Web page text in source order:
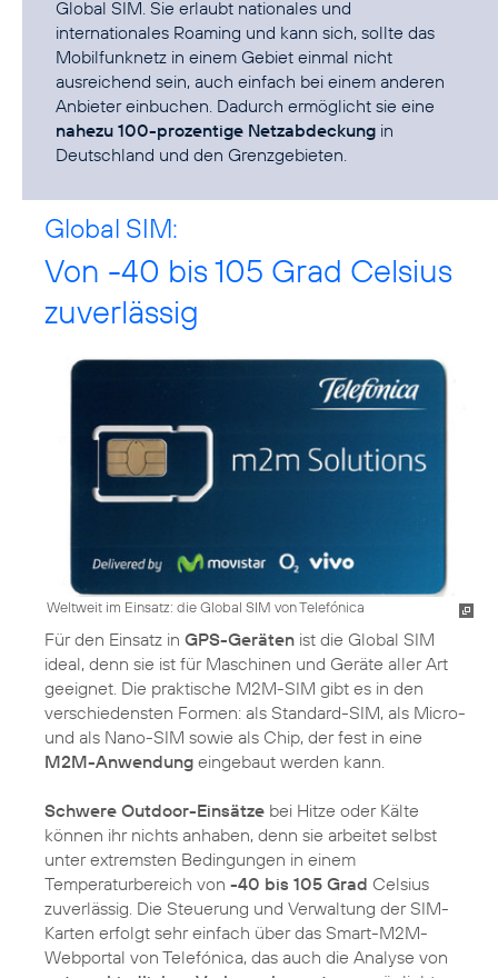
Global SIM. Sie erlaubt nationales und
internationales Roaming und kann sich, sollte das
Mobilfunknetz in einem Gebiet einmal nicht
ausreichend sein, auch einfach bei einem anderen
Anbieter einbuchen. Dadurch ermöglicht sie eine
nahezu 100-prozentige Netzabdeckung in
Deutschland und den Grenzgebieten.
Global SIM:
Von -40 bis 105 Grad Celsius
zuverlässig
Weltweit im Einsatz: die Global SIM von Telefónica
Für den Einsatz in GPS-Geräten ist die Global SIM
ideal, denn sie ist für Maschinen und Geräte aller Art
geeignet. Die praktische M2M-SIM gibt es in den
verschiedensten Formen: als Standard-SIM, als Micro-
und als Nano-SIM sowie als Chip, der fest in eine
M2M-Anwendung eingebaut werden kann.
Schwere Outdoor-Einsätze bei Hitze oder Kälte
können ihr nichts anhaben, denn sie arbeitet selbst
unter extremsten Bedingungen in einem
Temperaturbereich von -40 bis 105 Grad Celsius
zuverlässig. Die Steuerung und Verwaltung der SIM-
Karten erfolgt sehr einfach über das Smart-M2M-
Webportal von Telefónica, das auch die Analyse von